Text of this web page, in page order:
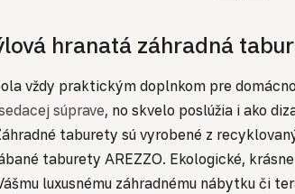
hranatá záhradná
vždy praktickým doplnkom pre
súprave, no skvelo poslúžia i ako
taburety sú vyrobené z
taburety AREZZO. Ekologické,
luxusnému záhradnému nábytku či